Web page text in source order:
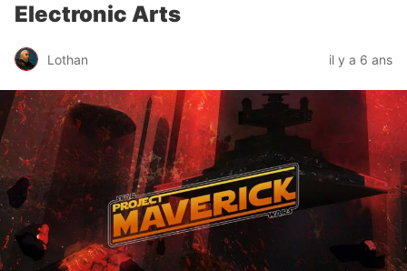
Electronic Arts
Lothan il y a 6 ans